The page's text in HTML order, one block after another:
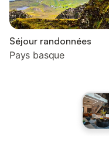
Séjour randonnées
Pays basque